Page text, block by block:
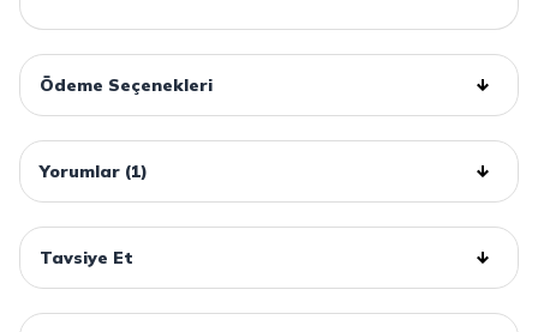
Ödeme Seçenekleri
Yorumlar (1)
Tavsiye Et